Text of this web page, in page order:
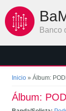
Banco
Se
Inicio » Álbum:
Álbum: